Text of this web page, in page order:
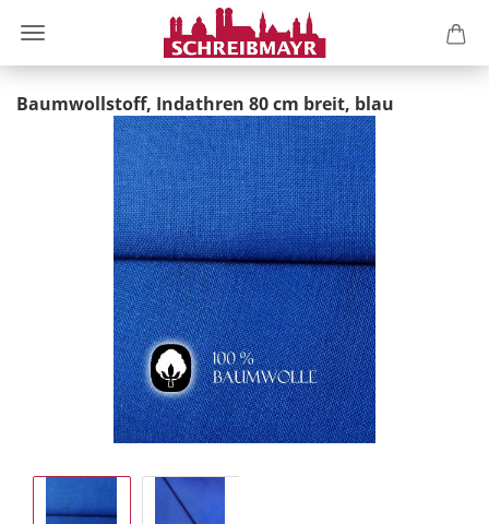
Baumwollstoff, Indathren 80 cm breit, blau